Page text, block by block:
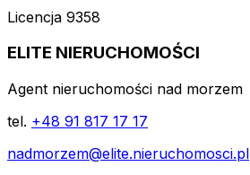
Licencja 9358
ELITE NIERUCHOMOŚCI
Agent nieruchomości nad morzem
tel. +48 91 817 17 17
nadmorzem@elite.nieruchomosci.pl